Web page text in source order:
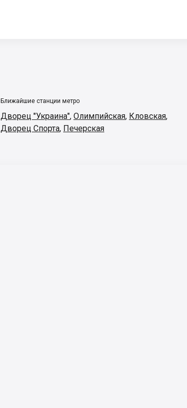
Ближайшие станции метро
Дворец "Украина", Олимпийская, Кловская,
Дворец Спорта, Печерская